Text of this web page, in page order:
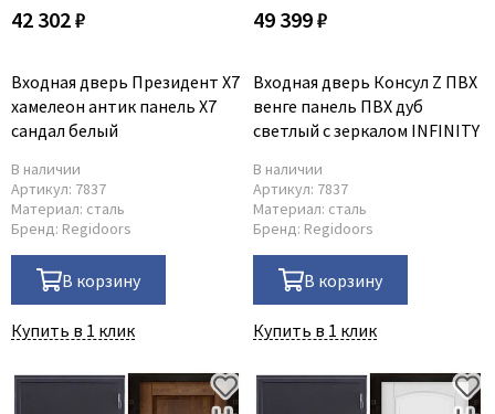
42 302 ₽
Входная дверь Президент X7
хамелеон антик панель X7
сандал белый
В наличии
Артикул: 7837
Материал: сталь
Бренд: Regidoors
В корзину
Купить в 1 клик
49 399 ₽
Входная дверь Консул Z ПВХ
венге панель ПВХ дуб
светлый с зеркалом INFINITY
В наличии
Артикул: 7837
Материал: сталь
Бренд: Regidoors
В корзину
Купить в 1 клик